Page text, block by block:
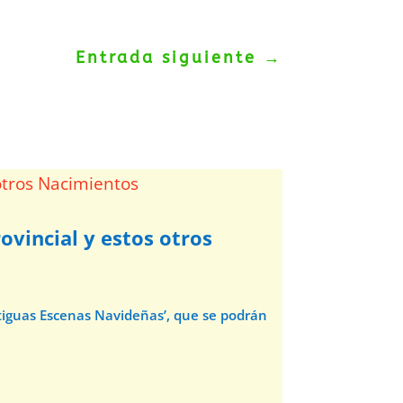
Entrada siguiente →
y estos otros
Escenas Navideñas’, que se podrán